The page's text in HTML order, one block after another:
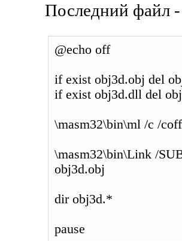
Последний файл
@echo off
if exist obj3d.obj del
if exist obj3d.dll del
\masm32\bin\ml /c /
\masm32\bin\Link /
obj3d.obj
dir obj3d.*
pause